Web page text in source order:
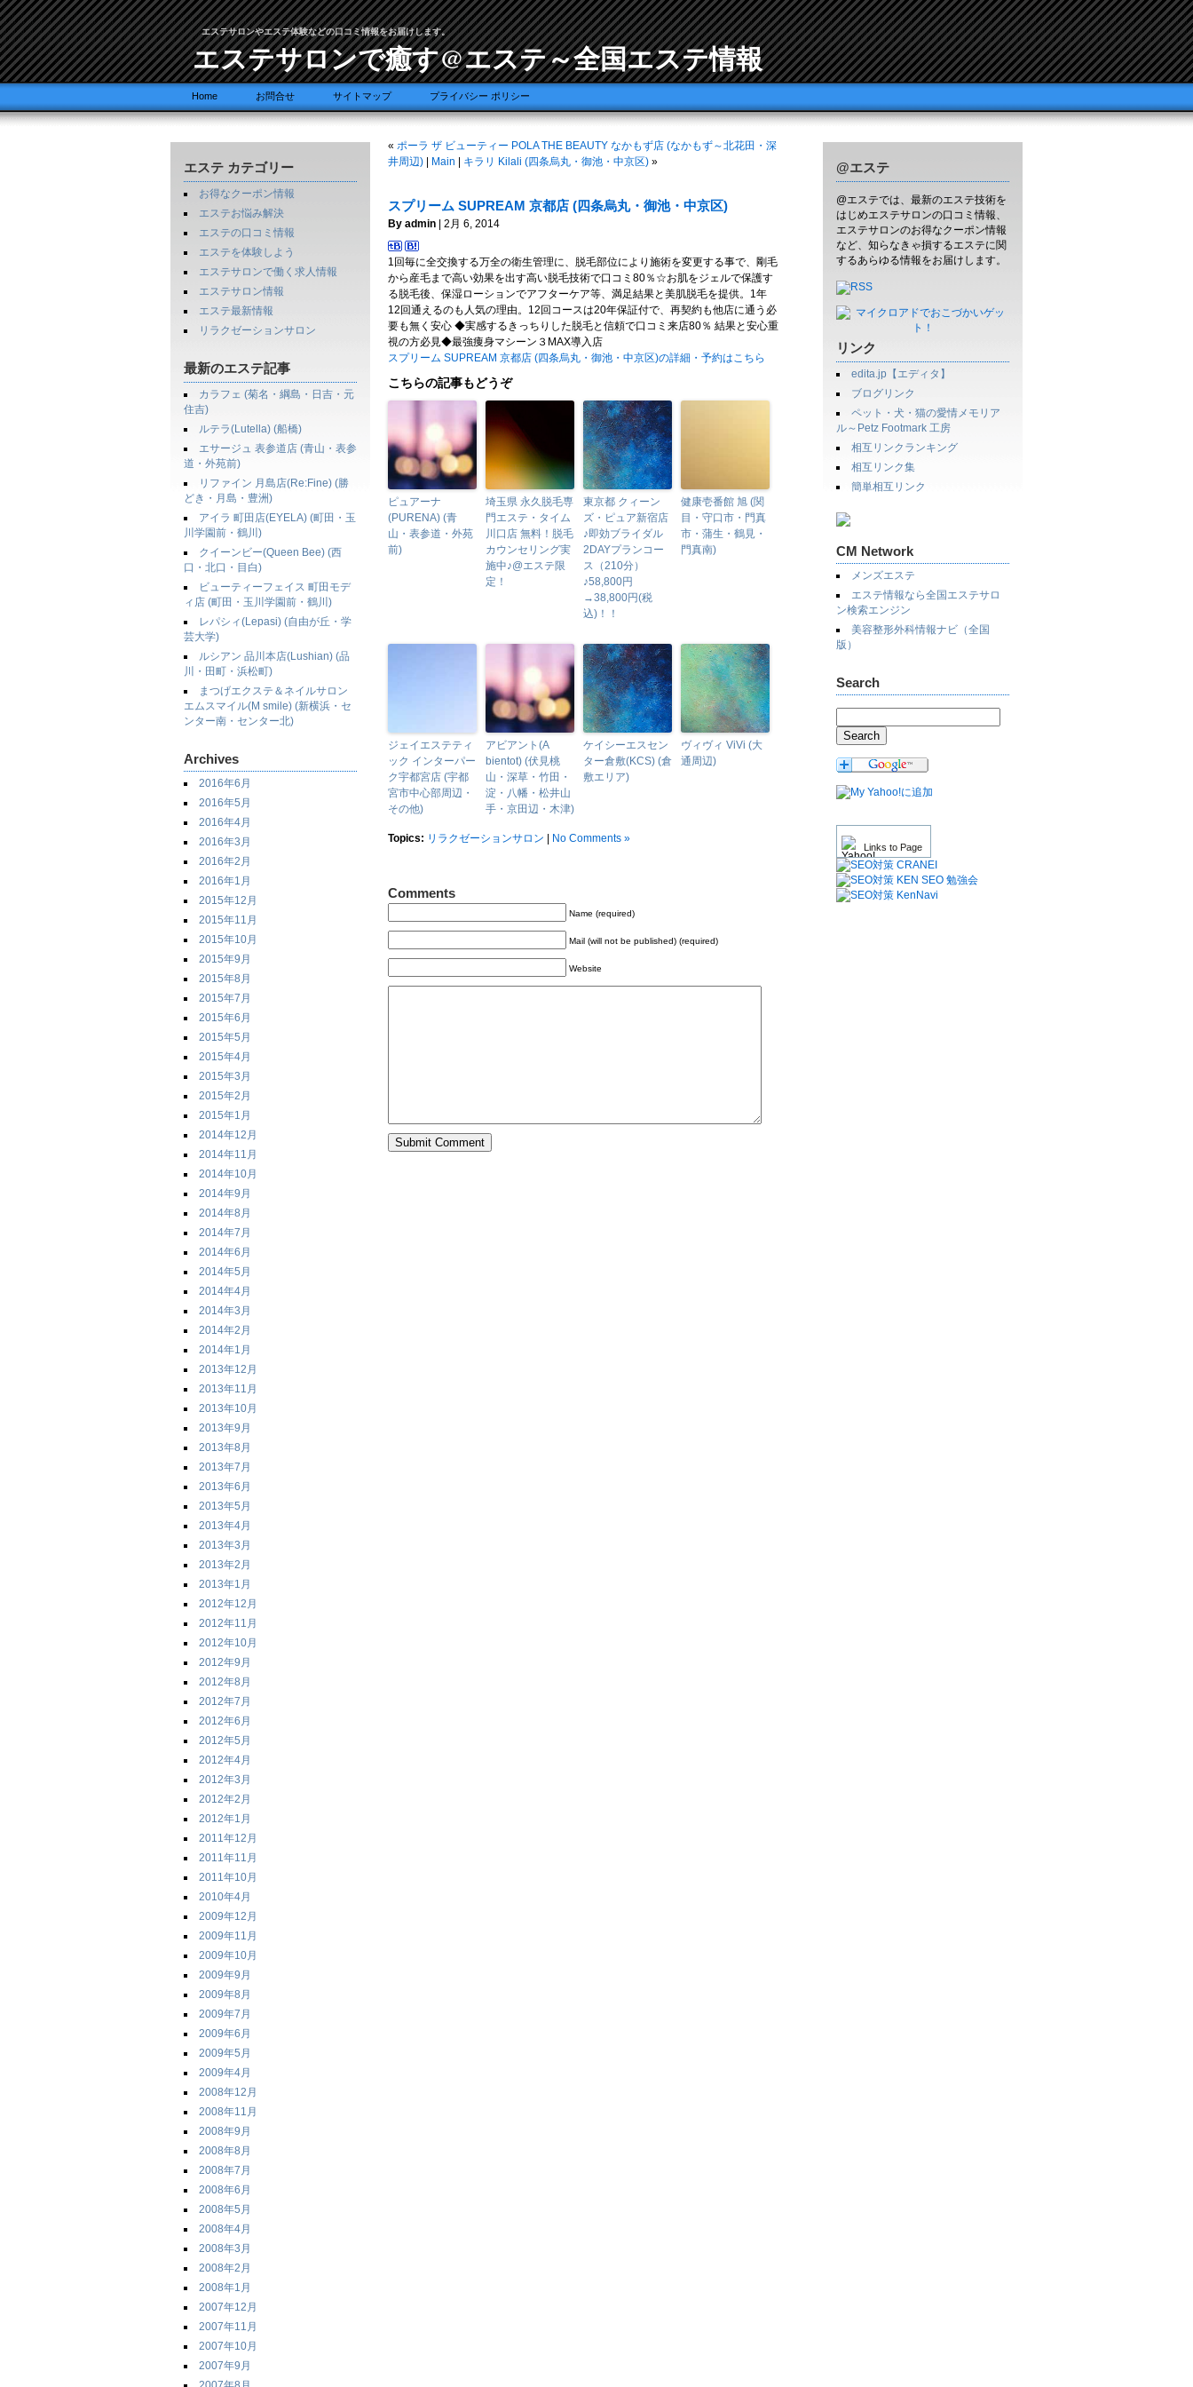
エステサロンやエステ体験などの口コミ情報をお届けします。
エステサロンで癒す@エステ～全国エステ情報
Home お問合せ サイトマップ プライバシー ポリシー
エステ カテゴリー
お得なクーポン情報
エステお悩み解決
エステの口コミ情報
エステを体験しよう
エステサロンで働く求人情報
エステサロン情報
エステ最新情報
リラクゼーションサロン
最新のエステ記事
カラフェ (菊名・綱島・日吉・元
住吉)
ルテラ(Lutella) (船橋)
エサージュ 表参道店 (青山・表参
道・外苑前)
リファイン 月島店(Re:Fine) (勝
どき・月島・豊洲)
アイラ 町田店(EYELA) (町田・玉
川学園前・鶴川)
クイーンビー(Queen Bee) (西
口・北口・目白)
ビューティーフェイス 町田モデ
ィ店 (町田・玉川学園前・鶴川)
レパシィ(Lepasi) (自由が丘・学
芸大学)
ルシアン 品川本店(Lushian) (品
川・田町・浜松町)
まつげエクステ＆ネイルサロン
エムスマイル(M smile) (新横浜・セ
ンター南・センター北)
Archives
2016年6月
2016年5月
2016年4月
2016年3月
2016年2月
2016年1月
2015年12月
2015年11月
2015年10月
2015年9月
2015年8月
2015年7月
2015年6月
2015年5月
2015年4月
2015年3月
2015年2月
2015年1月
2014年12月
2014年11月
2014年10月
2014年9月
2014年8月
2014年7月
2014年6月
2014年5月
2014年4月
2014年3月
2014年2月
2014年1月
2013年12月
2013年11月
2013年10月
2013年9月
2013年8月
2013年7月
2013年6月
2013年5月
2013年4月
2013年3月
2013年2月
2013年1月
2012年12月
2012年11月
2012年10月
2012年9月
2012年8月
2012年7月
2012年6月
2012年5月
2012年4月
2012年3月
2012年2月
2012年1月
2011年12月
2011年11月
2011年10月
2010年4月
2009年12月
2009年11月
2009年10月
2009年9月
2009年8月
2009年7月
2009年6月
2009年5月
2009年4月
2008年12月
2008年11月
2008年9月
2008年8月
2008年7月
2008年6月
2008年5月
2008年4月
2008年3月
2008年2月
2008年1月
2007年12月
2007年11月
2007年10月
2007年9月
@エステ
@エステでは、最新のエステ技術を
はじめエステサロンの口コミ情報、
エステサロンのお得なクーポン情報
など、知らなきゃ損するエステに関
するあらゆる情報をお届けします。
リンク
edita.jp【エディタ】
ブログリンク
ペット・犬・猫の愛情メモリア
ル～Petz Footmark 工房
相互リンクランキング
相互リンク集
簡単相互リンク
CM Network
メンズエステ
エステ情報なら全国エステサロ
ン検索エンジン
美容整形外科情報ナビ（全国
版）
Search
Links to Page
« ポーラ ザ ビューティー POLA THE BEAUTY なかもず店 (なかもず～北花田・深
井周辺)
Main キラリ Kilali (四条烏丸・御池・中京区) »
スプリーム SUPREAM 京都店 (四条烏丸・御池・中京区)
By admin | 2月 6, 2014
1回毎に全交換する万全の衛生管理に、脱毛部位により施術を変更する事で、剛毛
から産毛まで高い効果を出す高い脱毛技術で口コミ80％☆お肌をジェルで保護す
る脱毛後、保湿ローションでアフターケア等、満足結果と美肌脱毛を提供。1年
12回通えるのも人気の理由。12回コースは20年保証付で、再契約も他店に通う必
要も無く安心 ◆実感するきっちりした脱毛と信頼で口コミ来店80％ 結果と安心重
視の方必見◆最強痩身マシーン３MAX導入店
スプリーム SUPREAM 京都店 (四条烏丸・御池・中京区)の詳細・予約はこちら
こちらの記事もどうぞ
ピュアーナ
(PURENA) (青
山・表参道・外苑
前)
埼玉県 永久脱毛専
門エステ・タイム
川口店 無料！脱毛
カウンセリング実
施中♪@エステ限
定！
東京都 クィーン
ズ・ピュア新宿店
♪即効ブライダル
2DAYプランコー
ス（210分）
♪58,800円
→38,800円(税
込)！！
健康壱番館 旭 (関
目・守口市・門真
市・蒲生・鶴見・
門真南)
ジェイエステティ
ック インターパー
ク宇都宮店 (宇都
宮市中心部周辺・
その他)
アビアント(A
bientot) (伏見桃
山・深草・竹田・
淀・八幡・松井山
手・京田辺・木津)
ケイシーエスセン
ター倉敷(KCS) (倉
敷エリア)
ヴィヴィ ViVi (大
通周辺)
Topics: リラクゼーションサロン No Comments »
Comments
Name (required)
Mail (will not be published) (required)
Website